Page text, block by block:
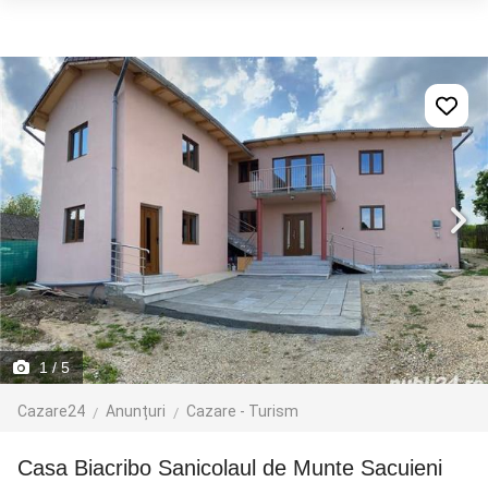
1/ 5
Cazare24 Anunțuri Cazare - Turism
Casa Biacribo Sanicolaul de Munte Sacuieni